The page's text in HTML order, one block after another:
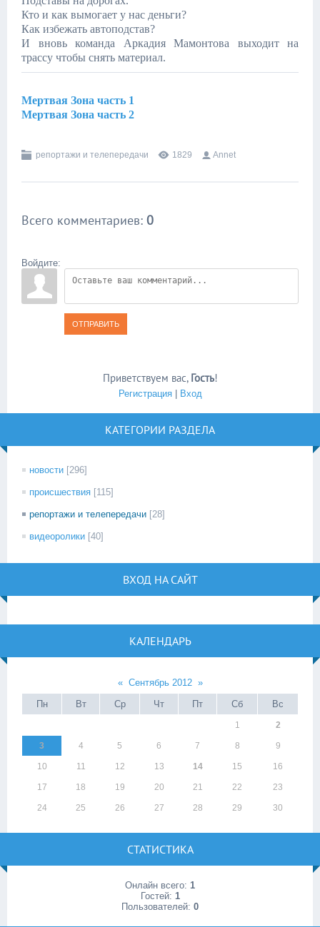
Кто и как вымогает у нас деньги?
Как избежать автоподстав?
И вновь команда Аркадия Мамонтова выходит на
трассу чтобы снять материал.
Мертвая Зона часть 1
Мертвая Зона часть 2
репортажи и телепередачи 1829 Annet
Всего комментариев: 0
Войдите:
ОТПРАВИТЬ
Приветствуем вас, Гость!
Регистрация| Вход
КАТЕГОРИИ РАЗДЕЛА
новости [296]
происшествия [115]
репортажи и телепередачи [28]
видеоролики [40]
ВХОД НА САЙТ
КАЛЕНДАРЬ
« Сентябрь 2012 »
Пн
Вт Ср Чт Пт Сб Вс
1 2
3 4 5 6 7 8 9
10 11 12 13 14 15 16
17 18 19 20 21 22 23
24 25 26 27 28 29 30
СТАТИСТИКА
Онлайн всего: 1
Гостей: 1
Пользователей: 0